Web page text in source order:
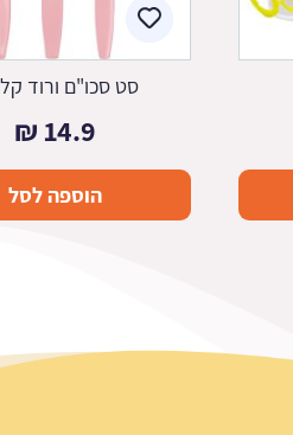
סט סכו"ם ורוד
14.9
₪
הוספה לסל